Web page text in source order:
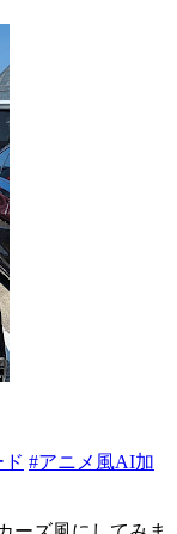
#アニメ風AI加